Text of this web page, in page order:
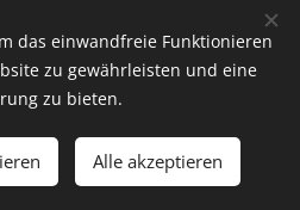
Webnode Cookies
Deutsch
das einwandfreie Funktionieren
zu gewährleisten und eine
zu bieten.
Alle akzeptieren